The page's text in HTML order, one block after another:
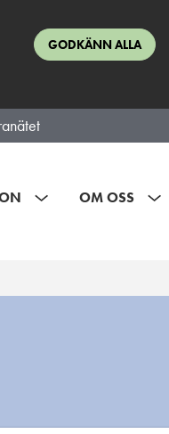
GODKÄNN ALLA
OM OSS